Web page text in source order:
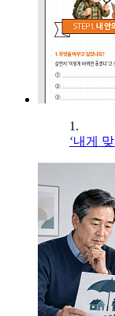
1.
‘내게